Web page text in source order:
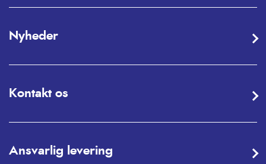
Nyheder
Kontakt os
Ansvarlig levering